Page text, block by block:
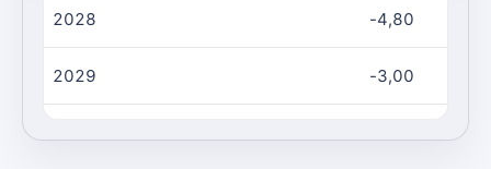
2028 -4,80
2029 -3,00